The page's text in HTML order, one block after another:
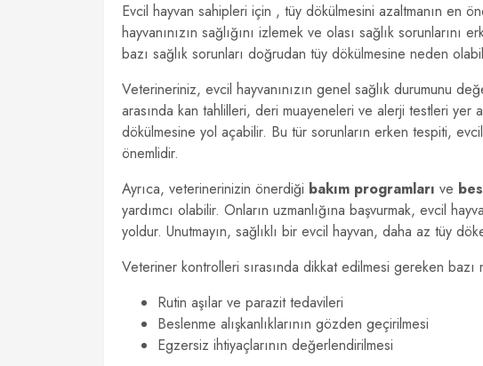
Evcil hayvan sahipleri için , tüy dökülmesini azaltmanın en
hayvanınızın sağlığını izlemek ve olası sağlık
bazı sağlık sorunları doğrudan tüy dökülmesine neden
Veterineriniz, evcil hayvanınızın genel sağlık durumunu
arasında kan tahlilleri, deri muayeneleri ve alerji testleri yer
dökülmesine yol açabilir. Bu tür sorunların erken tespiti, evcil
önemlidir.
Ayrıca, veterinerinizin önerdiği bakım programları ve
yardımcı olabilir. Onların uzmanlığına başvurmak, evcil
yoldur. Unutmayın, sağlıklı bir evcil hayvan, daha az tüy
Veteriner kontrolleri sırasında dikkat edilmesi gereken bazı
Rutin aşılar ve parazit tedavileri
Beslenme alışkanlıklarının gözden geçirilmesi
Egzersiz ihtiyaçlarının değerlendirilmesi